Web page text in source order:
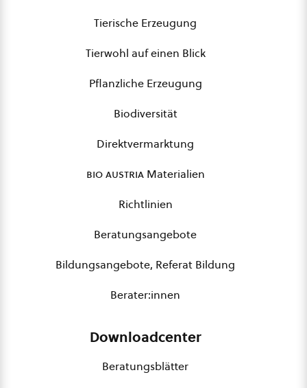
Tierische Erzeugung
Tierwohl auf einen Blick
Pflanzliche Erzeugung
Biodiversität
Direktvermarktung
bio austriaMaterialien
Richtlinien
Beratungsangebote
Bildungsangebote, Referat Bildung
Berater:innen
Downloadcenter
Beratungsblätter